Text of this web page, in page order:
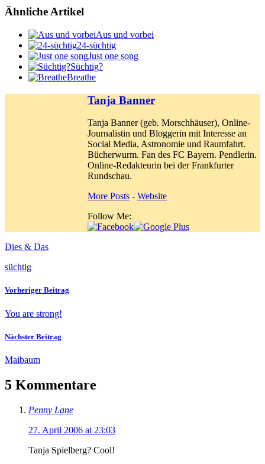
Ähnliche Artikel
Aus und vorbei
24-süchtig
Just one song
Süchtig?
Breathe
Tanja Banner
Tanja Banner (geb. Morschhäuser), Online-
Journalistin und Bloggerin mit Interesse an
Social Media, Astronomie und Raumfahrt.
Bücherwurm. Fan des FC Bayern. Pendlerin.
Online-Redakteurin bei der Frankfurter
Rundschau.
More Posts - Website
Follow Me:
Dies & Das
süchtig
Vorheriger Beitrag
You are strong!
Nächster Beitrag
Maibaum
5 Kommentare
Penny Lane
27. April 2006 at 23:03
Tanja Spielberg? Cool!